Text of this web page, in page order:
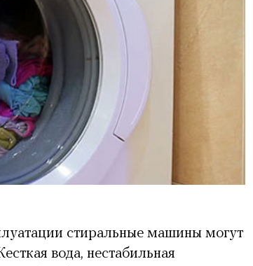
стиральные машины могут
вода, нестабильная